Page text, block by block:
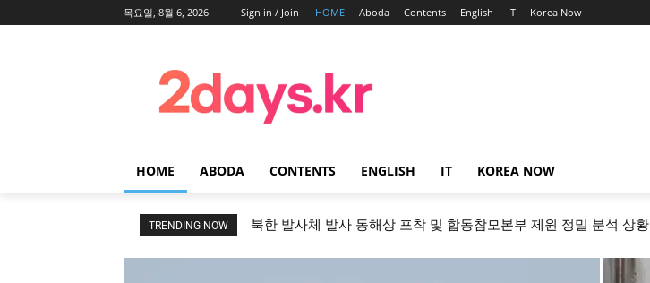
목요일, 8월 6, 2026 Sign in / Join HOME Aboda Contents English IT Korea Now
HOME ABODA CONTENTS ENGLISH IT KOREA NOW
TRENDING NOW 북한 발사체 발사 동해상 포착 및 합동참모본부 제원 정밀 분석 상황